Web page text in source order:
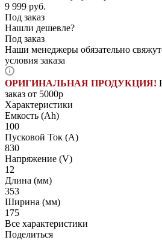
9 999 руб.
Под заказ
Нашли дешевле?
Под заказ
Наши менеджеры обязательно
условия заказа
ОРИГИНАЛЬНАЯ ПРОДУКЦИЯ!
заказ от 5000р
Характеристики
Емкость (Ah)
100
Пусковой Ток (A)
830
Напряжение (V)
12
Длина (мм)
353
Ширина (мм)
175
Все характеристики
Поделиться